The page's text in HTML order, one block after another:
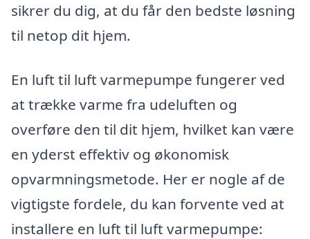
sikrer du dig, at du får den bedste løsning
til netop dit hjem.
En luft til luft varmepumpe fungerer ved
at trække varme fra udeluften og
overføre den til dit hjem, hvilket kan være
en yderst effektiv og økonomisk
opvarmningsmetode. Her er nogle af de
vigtigste fordele, du kan forvente ved at
installere en luft til luft varmepumpe: